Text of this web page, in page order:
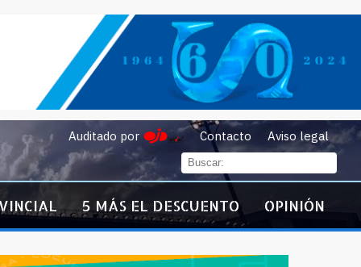
Auditado por Contacto Aviso legal
5 MÁS EL DESCUENTO OPINIÓN